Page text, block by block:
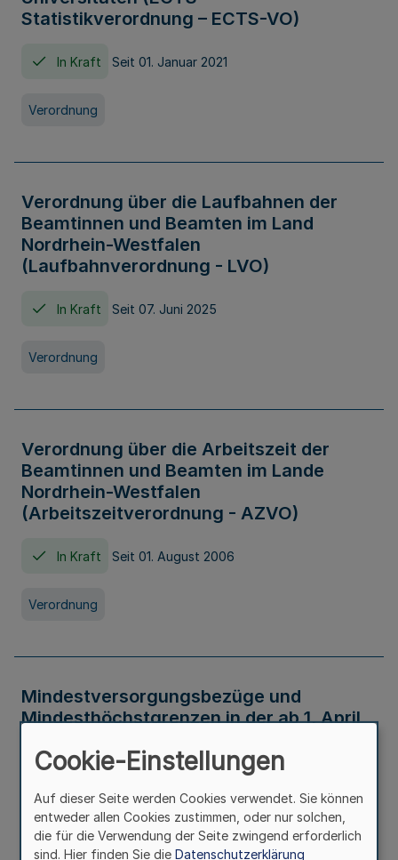
Statistikverordnung – ECTS-VO)
In Kraft Seit 01. Januar 2021
Verordnung
Verordnung über die Laufbahnen der
Beamtinnen und Beamten im Land
Nordrhein-Westfalen
(Laufbahnverordnung - LVO)
In Kraft Seit 07. Juni 2025
Verordnung
Verordnung über die Arbeitszeit der
Beamtinnen und Beamten im Lande
Nordrhein-Westfalen
(Arbeitszeitverordnung - AZVO)
In Kraft Seit 01. August 2006
Verordnung
Mindestversorgungsbezüge und
Mindesthöchstgrenzen in der ab 1. April
Verwaltungsvorschrift
Cookie-Einstellungen
Auf dieser Seite werden Cookies verwendet. Sie können
entweder allen Cookies zustimmen, oder nur solchen,
die für die Verwendung der Seite zwingend erforderlich
sind. Hier finden Sie die Datenschutzerklärung